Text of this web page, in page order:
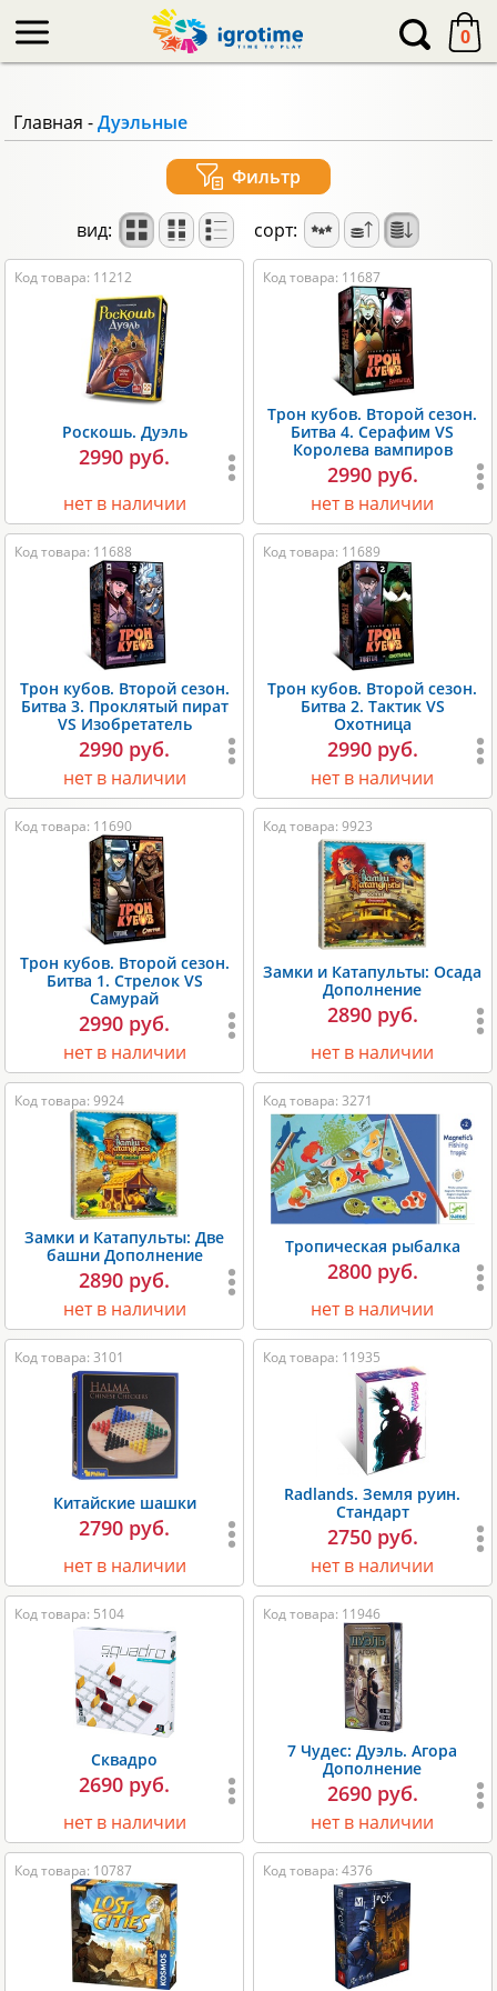
0
Главная - Дуэльные
Фильтр
вид: сорт:
Код товара: 11212
Роскошь. Дуэль
2990 руб.
нет в наличии
Код товара: 11687
Трон кубов. Второй сезон.
Битва 4. Серафим VS
Королева вампиров
2990 руб.
нет в наличии
Код товара: 11688
Трон кубов. Второй сезон.
Битва 3. Проклятый пират
VS Изобретатель
2990 руб.
нет в наличии
Код товара: 11689
Трон кубов. Второй сезон.
Битва 2. Тактик VS
Охотница
2990 руб.
нет в наличии
Код товара: 11690
Трон кубов. Второй сезон.
Битва 1. Стрелок VS
Самурай
2990 руб.
нет в наличии
Код товара: 9923
Замки и Катапульты: Осада
Дополнение
2890 руб.
нет в наличии
Код товара: 9924
Замки и Катапульты: Две
башни Дополнение
2890 руб.
нет в наличии
Код товара: 3271
Тропическая рыбалка
2800 руб.
нет в наличии
Код товара: 3101
Китайские шашки
2790 руб.
нет в наличии
Код товара: 11935
Radlands. Земля руин.
Стандарт
2750 руб.
нет в наличии
Код товара: 5104
Сквадро
2690 руб.
нет в наличии
Код товара: 11946
7 Чудес: Дуэль. Агора
Дополнение
2690 руб.
нет в наличии
Код товара: 10787 Код товара: 4376